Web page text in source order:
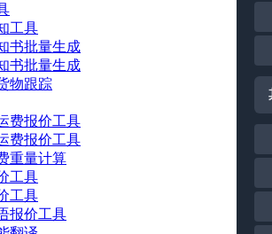
工具
书批量生成
书批量生成
物跟踪
费报价工具
费报价工具
重量计算
工具
工具
报价工具